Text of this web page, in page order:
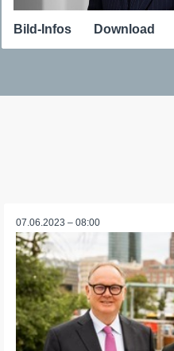
Bild-Infos Download
07.06.2023 – 08:00